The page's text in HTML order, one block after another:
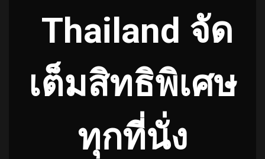
Thailand จัด
เต็มสิทธิพิเศษ
ทุกที่นั่ง